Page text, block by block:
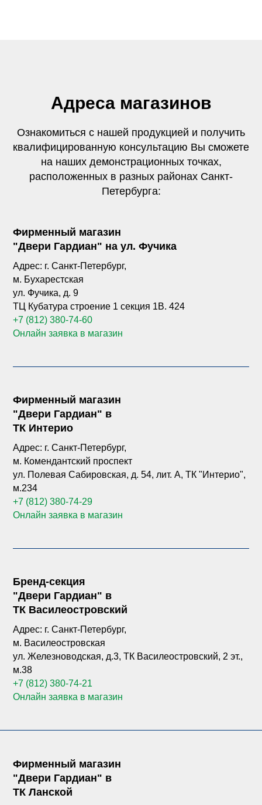
Адреса магазинов
Ознакомиться с нашей продукцией и получить
квалифицированную консультацию Вы сможете
на наших демонстрационных точках,
расположенных в разных районах Санкт-
Петербурга:
Фирменный магазин
"Двери Гардиан" на ул. Фучика
Адрес: г. Санкт-Петербург,
м. Бухарестская
ул. Фучика, д. 9
ТЦ Кубатура строение 1 секция 1В. 424
+7 (812) 380-74-60
Онлайн заявка в магазин
Фирменный магазин
"Двери Гардиан" в
ТК Интерио
Адрес: г. Санкт-Петербург,
м. Комендантский проспект
ул. Полевая Сабировская, д. 54, лит. А, ТК "Интерио",
м.234
+7 (812) 380-74-29
Онлайн заявка в магазин
Бренд-секция
"Двери Гардиан" в
ТК Василеостровский
Адрес: г. Санкт-Петербург,
м. Василеостровская
ул. Железноводская, д.3, ТК Василеостровский, 2 эт.,
м.38
+7 (812) 380-74-21
Онлайн заявка в магазин
Фирменный магазин
"Двери Гардиан" в
ТК Ланской